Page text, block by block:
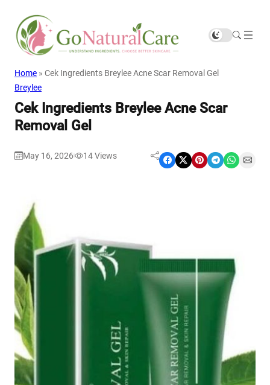
Home » Cek Ingredients Breylee Acne Scar Removal Gel
Breylee
Cek Ingredients Breylee Acne Scar
Removal Gel
May 16, 2026 14Views Share on Facebook Share on X Share on Pinterest Share on Telegram Share on WhatsApp Share on Email